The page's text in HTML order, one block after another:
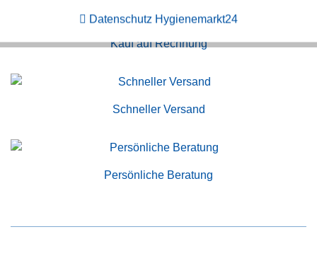
Kauf auf Rechnung
Schneller Versand
Persönliche Beratung
Datenschutz Hygienemarkt24